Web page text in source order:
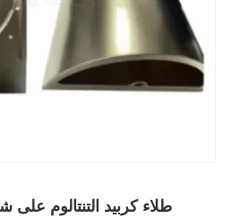
طلاء كربيد التنتالوم